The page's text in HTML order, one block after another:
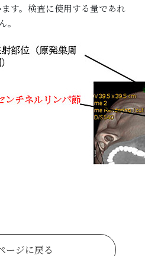
す。検査に使用する量であれ
。
ージに戻る